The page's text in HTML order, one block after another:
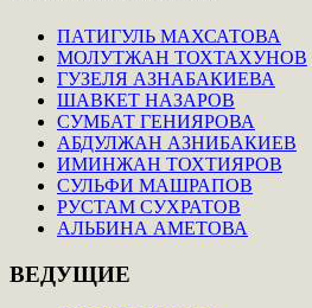
ПАТИГУЛЬ МАХСАТОВА
МОЛУТЖАН ТОХТАХУНОВ
ГУЗЕЛЯ АЗНАБАКИЕВА
ШАВКЕТ НАЗАРОВ
СУМБАТ ГЕНИЯРОВА
АБДУЛЖАН АЗНИБАКИЕВ
ИМИНЖАН ТОХТИЯРОВ
СУЛЬФИ МАШРАПОВ
РУСТАМ СУХРАТОВ
АЛЬБИНА АМЕТОВА
ВЕДУЩИЕ